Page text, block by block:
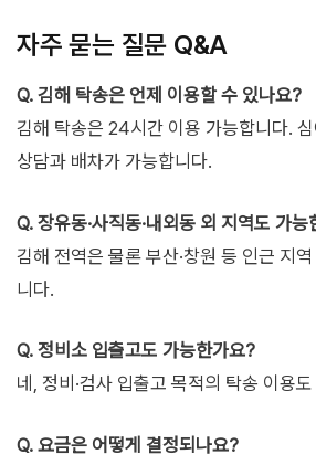
자주 묻는 질문 Q&A
Q. 김해 탁송은 언제 이용할 수 있나요?
김해 탁송은 24시간 이용 가능합니다.
상담과 배차가 가능합니다.
Q. 장유동·사직동·내외동 외 지역도 가능
김해 전역은 물론 부산·창원 등 인근 지
니다.
Q. 정비소 입출고도 가능한가요?
네, 정비·검사 입출고 목적의 탁송 이용
Q. 요금은 어떻게 결정되나요?